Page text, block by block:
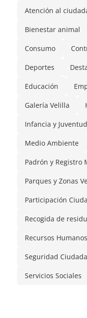
Atención al
Bienestar animal
Consumo
Deportes
Educación
Galería Velilla
Infancia y Juventud
Medio Ambiente
Padrón y Registro
Parques y Zonas
Participación
Recogida de
Recursos Humanos
Seguridad
Servicios Sociales